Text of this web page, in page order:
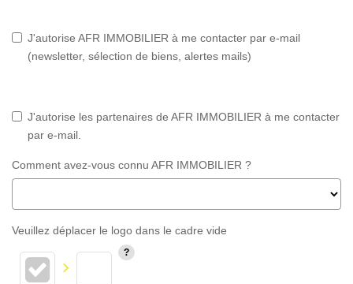
J'autorise AFR IMMOBILIER à me contacter par e-mail
(newsletter, sélection de biens, alertes mails)
J'autorise les partenaires de AFR IMMOBILIER à me contacter
par e-mail.
Comment avez-vous connu AFR IMMOBILIER ?
Veuillez déplacer le logo dans le cadre vide